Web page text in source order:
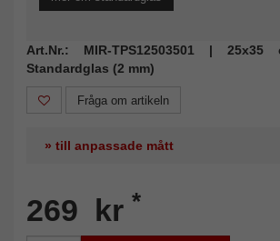
Art.Nr.: MIR-TPS12503501 |
Standardglas (2 mm)
Fråga om artikeln
» till anpassade mått
269 kr *